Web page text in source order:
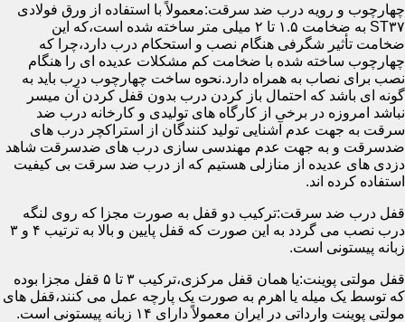
چهارچوب و رویه درب ضد سرقت:معمولاً با استفاده از ورق فولادی
ST۳۷ به ضخامت ۱.۵ تا ۲ میلی متر ساخته شده است،که این
ضخامت تأثیر شگرفی هنگام نصب و استحکام درب دارد،چرا که
چهارچوب ساخته شده با ضخامت کم مشکلات عدیده ای را هنگام
نصب برای نصاب به همراه دارد.نحوه ساخت چهارچوب درب باید به
گونه ای باشد که احتمال باز کردن درب بدون قفل کردن آن میسر
نباشد امروزه در برخی از کارگاه های تولیدی و کارخانه درب ضد
سرقت به جهت عدم آشنایی تولید کنندگان از استراکچر درب های
ضدسرقت و به جهت عدم مهندسی سازی درب های ضدسرقت شاهد
دزدی های عدیده از منازلی هستیم که از درب ضد سرقت بی کیفیت
استفاده کرده اند.
قفل درب ضد سرقت:ترکیب دو قفل به صورت مجزا که روی لنگه
درب نصب می گردد به این صورت که قفل پایین و بالا به ترتیب ۴ و ۳
زبانه پیستونی است.
قفل مولتی پوینت:یا همان قفل مرکزی،ترکیب ۳ تا ۵ قفل مجزا بوده
که توسط یک میله یا اهرم به صورت یک پارچه عمل می کنند،قفل های
مولتی پوینت وارداتی در ایران معمولاً دارای ۱۴ زبانه پیستونی است.